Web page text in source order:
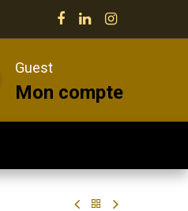
Guest
Mon compte